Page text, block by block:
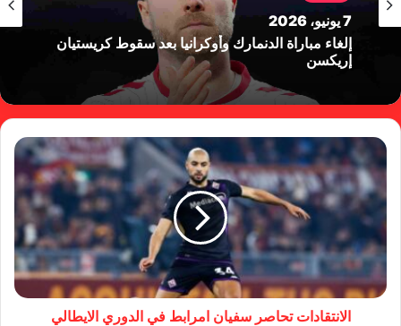
7 يونيو، 2026
إلغاء مباراة الدنمارك وأوكرانيا بعد سقوط كريستيان
إريكسن
الانتقادات تحاصر سفيان امرابط في الدوري الايطالي